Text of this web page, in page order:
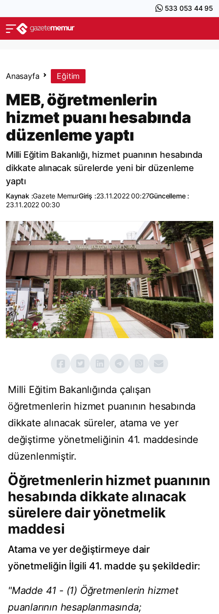
533 053 44 95
Anasayfa Eğitim
MEB, öğretmenlerin
hizmet puanı hesabında
düzenleme yaptı
Milli Eğitim Bakanlığı, hizmet puanının hesabında
dikkate alınacak sürelerde yeni bir düzenleme
yaptı
Kaynak :Gazete MemurGiriş :23.11.2022 00:27Güncelleme :
23.11.2022 00:30
Milli Eğitim Bakanlığında çalışan
öğretmenlerin hizmet puanının hesabında
dikkate alınacak süreler, atama ve yer
değiştirme yönetmeliğinin 41. maddesinde
düzenlenmiştir.
Öğretmenlerin hizmet puanının
hesabında dikkate alınacak
sürelere dair yönetmelik
maddesi
Atama ve yer değiştirmeye dair
yönetmeliğin İlgili 41. madde şu şekildedir:
"Madde 41 - (1) Öğretmenlerin hizmet
puanlarının hesaplanmasında;